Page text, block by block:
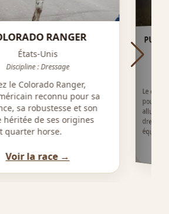
RANGER
États-Unis
Discipline : Dressage
le Colorado Ranger,
reconnu pour sa
sa robustesse et son
héritée de ses origines
quarter horse.
Voir la race →
PURE
Le
pour